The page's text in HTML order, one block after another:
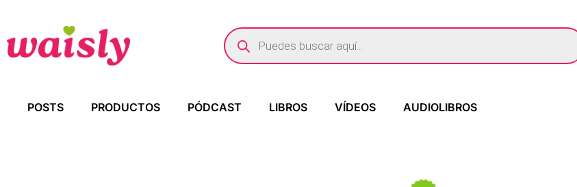
POSTS PRODUCTOS PÓDCAST LIBROS VÍDEOS AUDIOLIBROS